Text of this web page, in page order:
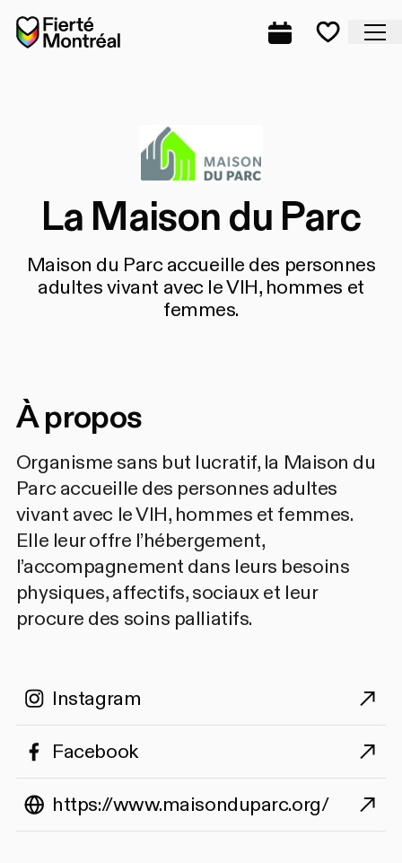
Aller à la navigation
Aller à la navigation
Aller au contenu
Accueil
Mes
La Maison du Parc
Maison du Parc accueille des personnes
adultes vivant avec le VIH, hommes et
femmes.
À propos
Organisme sans but lucratif, la Maison du
Parc accueille des personnes adultes
vivant avec le VIH, hommes et femmes.
Elle leur offre l’hébergement,
l’accompagnement dans leurs besoins
physiques, affectifs, sociaux et leur
procure des soins palliatifs.
Instagram
Facebook
https://www.maisonduparc.org/